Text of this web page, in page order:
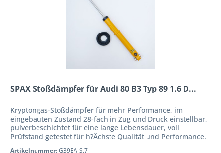
SPAX Stoßdämpfer für Audi 80 B3 Typ 89 1.6 D...
Kryptongas-Stoßdämpfer für mehr Performance, im
eingebauten Zustand 28-fach in Zug und Druck einstellbar,
pulverbeschichtet für eine lange Lebensdauer, voll
Prüfstand getestet für h?Âchste Qualität und Performance.
Artikelnummer:G39EA-S.7